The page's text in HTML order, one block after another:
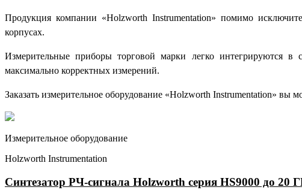
Продукция компании «Holzworth Instrumentation» помимо
корпусах.
Измерительные приборы торговой марки легко интегрируются в
максимально корректных измерений.
Заказать измерительное оборудование «Holzworth Instrumentation» вы
Измерительное оборудование
Holzworth Instrumentation
Синтезатор РЧ-сигнала Holzworth серия HS9000 до 20